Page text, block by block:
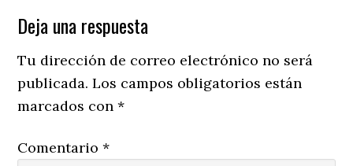
Reader
Interactions
Deja una respuesta
Tu dirección de correo electrónico no será
publicada. Los campos obligatorios están
marcados con*
Comentario*